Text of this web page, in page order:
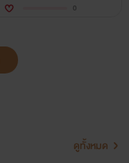
0
ดูทั้งหมด